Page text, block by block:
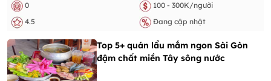
0
100 - 300K/người
4.5
Đang cập nhật
Top 5+ quán lẩu mắm ngon Sài Gòn
đậm chất miền Tây sông nước